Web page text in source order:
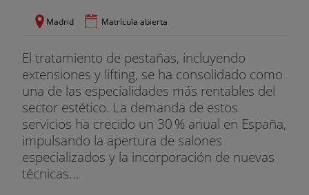
Madrid Matrícula abierta
El tratamiento de pestañas, incluyendo
extensiones y lifting, se ha consolidado como
una de las especialidades más rentables del
sector estético. La demanda de estos
servicios ha crecido un 30 % anual en España,
impulsando la apertura de salones
especializados y la incorporación de nuevas
técnicas...